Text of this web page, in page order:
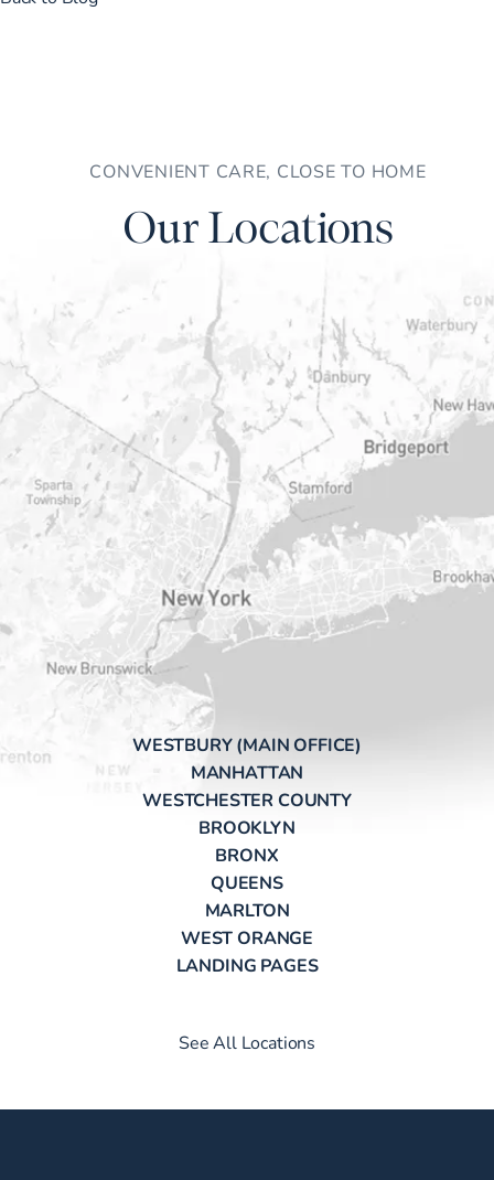
CONVENIENT CARE, CLOSE TO HOME
Our Locations
WESTBURY (MAIN OFFICE)
MANHATTAN
WESTCHESTER COUNTY
BROOKLYN
BRONX
QUEENS
MARLTON
WEST ORANGE
LANDING PAGES
See All Locations